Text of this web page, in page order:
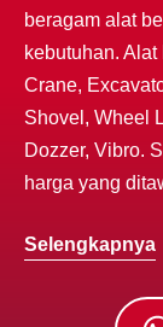
beragam alat
kebutuhan.
Crane,
Shovel, Wheel
Dozzer, Vibro.
harga yang
Selengkapnya